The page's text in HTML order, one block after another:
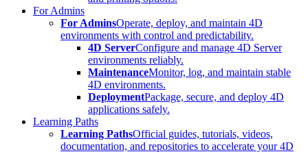
For Admins
For AdminsOperate, deploy, and maintain 4D
environments with control and predictability.
4D ServerConfigure and manage 4D Server
environments reliably.
MaintenanceMonitor, log, and maintain stable
4D environments.
DeploymentPackage, secure, and deploy 4D
applications safely.
Learning Paths
Learning PathsOfficial guides, tutorials, videos,
documentation, and repositories to accelerate your 4D